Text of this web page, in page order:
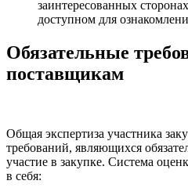
заинтересованных
доступном для
Обязательные
поставщикам
Общая экспертиза участника
требований, являющихся
участие в закупке. Система
в себя: